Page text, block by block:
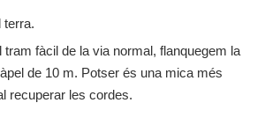
terra.
fàcil de la via normal, flanquegem la
de 10 m. Potser és una mica més
recuperar les cordes.